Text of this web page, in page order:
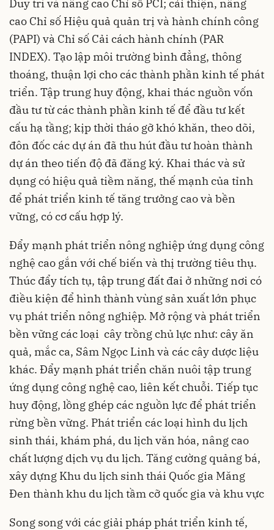
Duy trì và nâng cao Chỉ số PCI; cải thiện, nâng
cao Chỉ số Hiệu quả quản trị và hành chính công
(PAPI) và Chỉ số Cải cách hành chính (PAR
INDEX). Tạo lập môi trường bình đẳng, thông
thoáng, thuận lợi cho các thành phần kinh tế phát
triển. Tập trung huy động, khai thác nguồn vốn
đầu tư từ các thành phần kinh tế để đầu tư kết
cấu hạ tầng; kịp thời tháo gỡ khó khăn, theo dõi,
đôn đốc các dự án đã thu hút đầu tư hoàn thành
dự án theo tiến độ đã đăng ký. Khai thác và sử
dụng có hiệu quả tiềm năng, thế mạnh của tỉnh
để phát triển kinh tế tăng trưởng cao và bền
vững, có cơ cấu hợp lý.
Đẩy mạnh phát triển nông nghiệp ứng dụng công
nghệ cao gắn với chế biến và thị trường tiêu thụ.
Thúc đẩy tích tụ, tập trung đất đai ở những nơi có
điều kiện để hình thành vùng sản xuất lớn phục
vụ phát triển nông nghiệp. Mở rộng và phát triển
bền vững các loại cây trồng chủ lực như: cây ăn
quả, mắc ca, Sâm Ngọc Linh và các cây dược liệu
khác. Đẩy mạnh phát triển chăn nuôi tập trung
ứng dụng công nghệ cao, liên kết chuỗi. Tiếp tục
huy động, lồng ghép các nguồn lực để phát triển
rừng bền vững. Phát triển các loại hình du lịch
sinh thái, khám phá, du lịch văn hóa, nâng cao
chất lượng dịch vụ du lịch. Tăng cường quảng bá,
xây dựng Khu du lịch sinh thái Quốc gia Măng
Đen thành khu du lịch tầm cỡ quốc gia và khu vực
Song song với các giải pháp phát triển kinh tế,